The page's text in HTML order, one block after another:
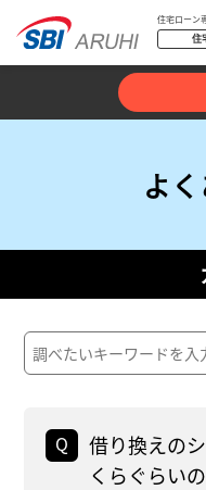
住宅ローン
住
よ
借り換えの
くらぐらい